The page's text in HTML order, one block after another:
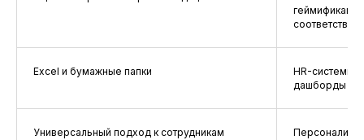
Excel и бумажные папки
HR-системы,
дашборды
Универсальный подход к сотрудникам